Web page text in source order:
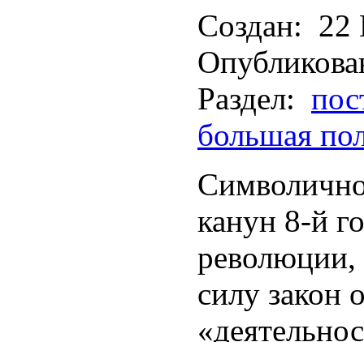
Создан: 22
Раздел:
большая
канун 8-й
революции,
силу закон